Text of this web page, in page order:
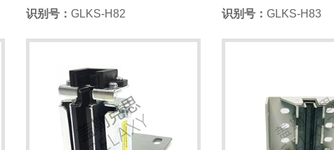
识别号： GLKS-H82
识别号： GLKS-H83